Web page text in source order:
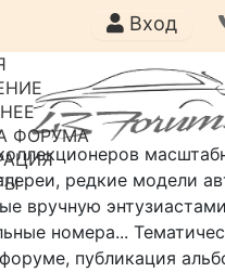
редкие модели
вручную
номера...
форуме, публикация
Вход
ФОРУМА